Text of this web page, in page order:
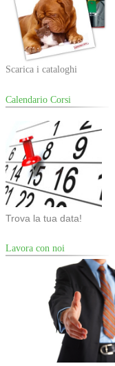
Scarica i cataloghi
Calendario Corsi
Trova la tua data!
Lavora con noi